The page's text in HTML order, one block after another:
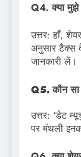
Q4. क्या मुझे
उत्तर: हाँ,
अनुसार टैक्स
जानकारी लें।
Q5. कौन
उत्तर: ‘डेट
पर मंथली